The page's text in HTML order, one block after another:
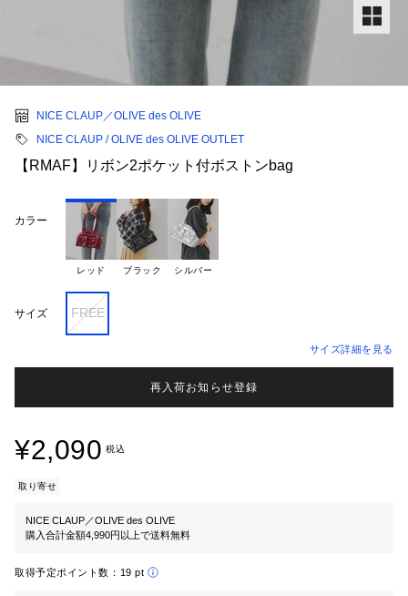
NICE CLAUP／OLIVE des OLIVE
NICE CLAUP / OLIVE des OLIVE OUTLET
【RMAF】リボン2ポケット付ボストンbag
カラー
レッド ブラック シルバー
サイズ FREE
サイズ詳細を見る
再入荷お知らせ登録
¥2,090 税込
取り寄せ
NICE CLAUP／OLIVE des OLIVE
購入合計金額4,990円以上で送料無料
取得予定ポイント数： 19 pt